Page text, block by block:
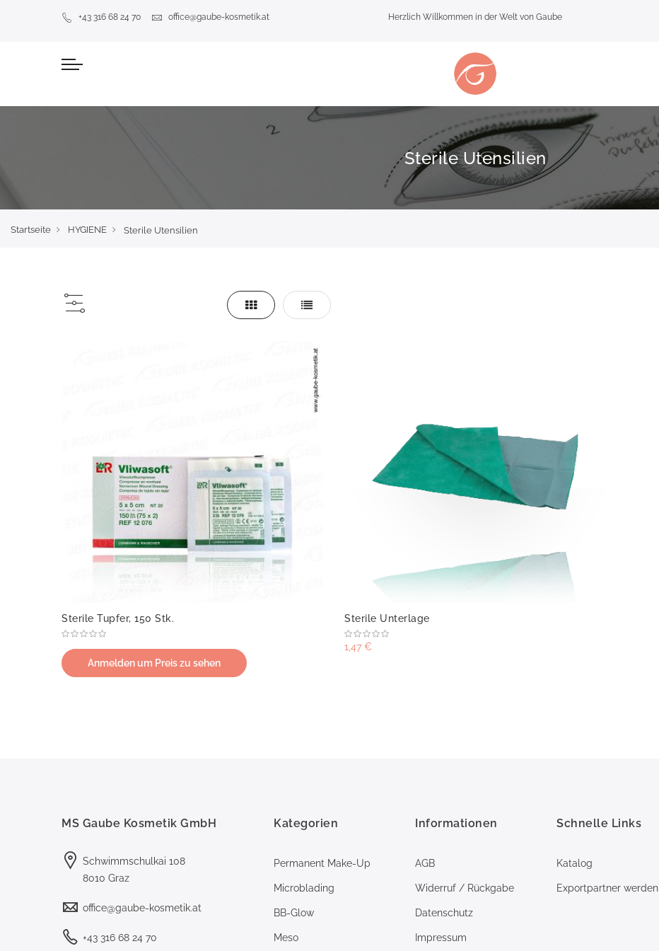
+43 316 68 24 70 office@gaube-kosmetik.at Herzlich Willkommen in der Welt von Gaube
Sterile Utensilien
Startseite HYGIENE Sterile Utensilien
Liste Liste
Sterile Tupfer, 150 Stk.
Anmelden um Preis zu sehen
Sterile Unterlage
1,47 €
MS Gaube Kosmetik GmbH
Schwimmschulkai 108
8010 Graz
office@gaube-kosmetik.at
+43 316 68 24 70
Kategorien
Permanent Make-Up
Microblading
BB-Glow
Meso
Informationen
AGB
Widerruf / Rückgabe
Datenschutz
Impressum
Schnelle Links
Katalog
Exportpartner werden